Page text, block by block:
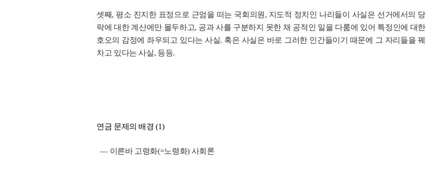
셋째, 평소 진지한 표정으로 근엄을 떠는 국회의원, 지도적 정치인 나리들이 사실은 선거에서의 당
락에 대한 계산에만 몰두하고, 공과 사를 구분하지 못한 채 공적인 일을 다룸에 있어 특정인에 대한
호오의 감정에 좌우되고 있다는 사실. 혹은 사실은 바로 그러한 인간들이기 때문에 그 자리들을 꿰
차고 있다는 사실, 등등.
연금 문제의 배경 (1)
― 이른바 고령화(=노령화) 사회론